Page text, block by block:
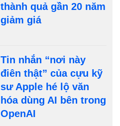
thành quả gần 20 năm
giảm giá
Tin nhắn “nơi này
điên thật” của cựu kỹ
sư Apple hé lộ văn
hóa dùng AI bên trong
OpenAI